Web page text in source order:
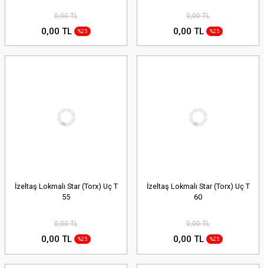
0,00 TL
0,00 TL %25
0,00 TL
0,00 TL %25
İzeltaş Lokmalı Star (Torx) Uç T
55
0,00 TL
0,00 TL %25
İzeltaş Lokmalı Star (Torx) Uç T
60
0,00 TL
0,00 TL %25